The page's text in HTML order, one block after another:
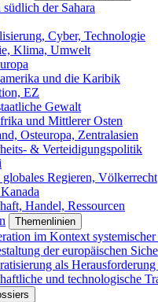
der Sahara
Cyber, Technologie
Klima, Umwelt
und die Karibik
EZ
Gewalt
und Mittlerer Osten
Osteuropa, Zentralasien
& Verteidigungspolitik
Regieren, Völkerrecht
Handel, Ressourcen
Themenlinien
im Kontext
der europäischen
als
und technologische